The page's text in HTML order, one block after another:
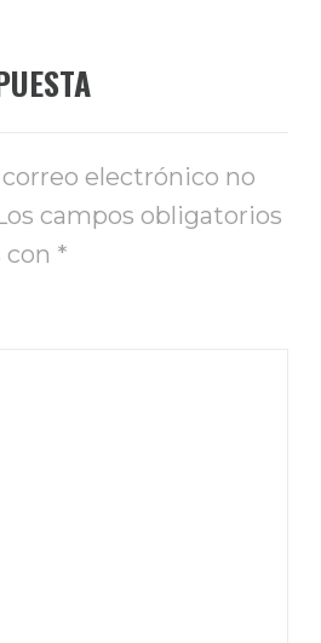
electrónico no
campos obligatorios
con *